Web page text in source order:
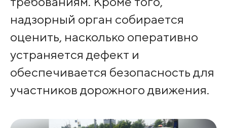
надзорный орган собирается
оценить, насколько оперативно
устраняется дефект и
обеспечивается безопасность для
участников дорожного движения.